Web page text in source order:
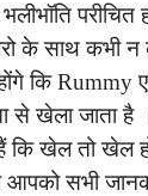
के साथ कभी न
कि Rummy
से खेला जाता है
कि खेल तो खेल
सभी